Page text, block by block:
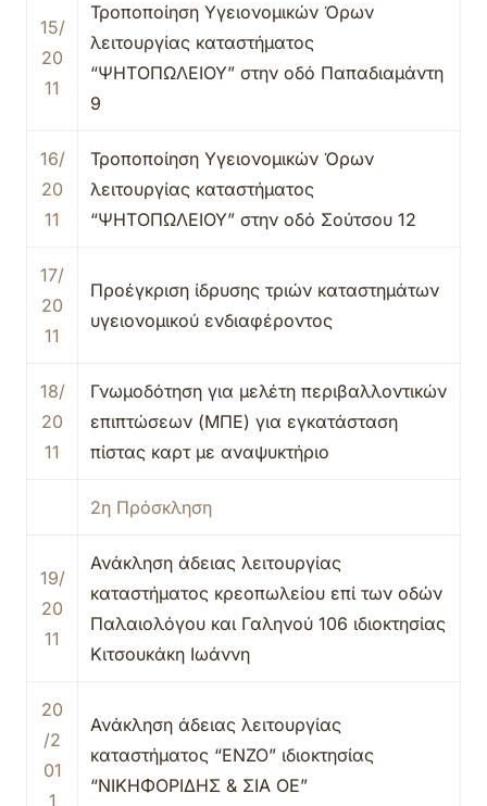
15/
20
11
Τροποποίηση Υγειονομικών Όρων
λειτουργίας καταστήματος
“ΨΗΤΟΠΩΛΕΙΟΥ” στην οδό Παπαδιαμάντη
9
16/
20
11
Τροποποίηση Υγειονομικών Όρων
λειτουργίας καταστήματος
“ΨΗΤΟΠΩΛΕΙΟΥ” στην οδό Σούτσου 12
17/
20
11
Προέγκριση ίδρυσης τριών καταστημάτων
υγειονομικού ενδιαφέροντος
18/
20
11
Γνωμοδότηση για μελέτη περιβαλλοντικών
επιπτώσεων (ΜΠΕ) για εγκατάσταση
πίστας καρτ με αναψυκτήριο
2η Πρόσκληση
19/
20
11
Ανάκληση άδειας λειτουργίας
καταστήματος κρεοπωλείου επί των οδών
Παλαιολόγου και Γαληνού 106 ιδιοκτησίας
Κιτσουκάκη Ιωάννη
20
/2
01
1
Ανάκληση άδειας λειτουργίας
καταστήματος “ΕΝΖΟ” ιδιοκτησίας
“ΝΙΚΗΦΟΡΙΔΗΣ & ΣΙΑ ΟΕ”